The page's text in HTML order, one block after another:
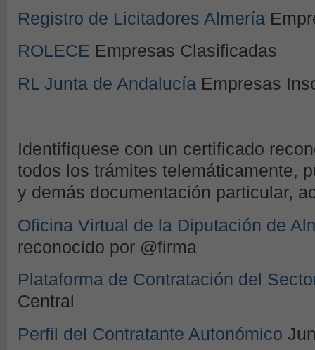
Registro de Licitadores Almería
ROLECE Empresas Clasificadas
RL Junta de Andalucía Empresas
Identifíquese con un certificado
todos los trámites telemáticamente,
y demás documentación particular,
Oficina Virtual de la Diputación de
reconocido por @firma
Plataforma de Contratación del
Central
Perfil del Contratante Autonómico